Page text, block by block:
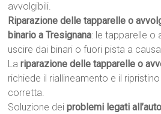
avvolgibili.
Riparazione delle tapparelle o
binario a Tresignana: le tapparelle o
uscire dai binari o fuori pista a
Lariparazione delle tapparelle o
richiede il riallineamento e il
corretta.
Soluzione deiproblemi legati